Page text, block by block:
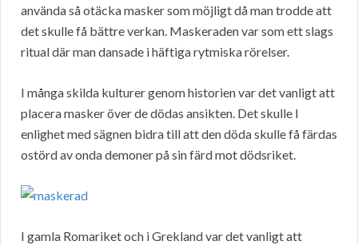
använda så otäcka masker som möjligt då man trodde att
det skulle få bättre verkan. Maskeraden var som ett slags
ritual där man dansade i häftiga rytmiska rörelser.
I många skilda kulturer genom historien var det vanligt att
placera masker över de dödas ansikten. Det skulle I
enlighet med sägnen bidra till att den döda skulle få färdas
ostörd av onda demoner på sin färd mot dödsriket.
I gamla Romariket och i Grekland var det vanligt att